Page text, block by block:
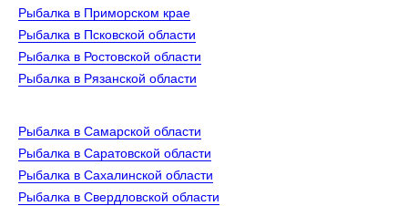
Рыбалка в Приморском крае
Рыбалка в Псковской области
Рыбалка в Ростовской области
Рыбалка в Рязанской области
Рыбалка в Самарской области
Рыбалка в Саратовской области
Рыбалка в Сахалинской области
Рыбалка в Свердловской области